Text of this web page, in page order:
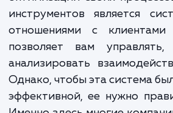
должны
инструменты для
оптимизации своих
инструментов является
отношениями с
позволяет вам